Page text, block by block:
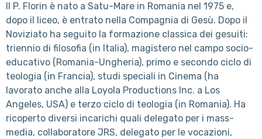
Il P. Florin è nato a Satu-Mare in Romania nel 1975 e,
dopo il liceo, è entrato nella Compagnia di Gesù. Dopo il
Noviziato ha seguito la formazione classica dei gesuiti:
triennio di filosofia (in Italia), magistero nel campo socio-
educativo (Romania-Ungheria), primo e secondo ciclo di
teologia (in Francia), studi speciali in Cinema (ha
lavorato anche alla Loyola Productions Inc. a Los
Angeles, USA) e terzo ciclo di teologia (in Romania). Ha
ricoperto diversi incarichi quali delegato per i mass-
media, collaboratore JRS, delegato per le vocazioni,